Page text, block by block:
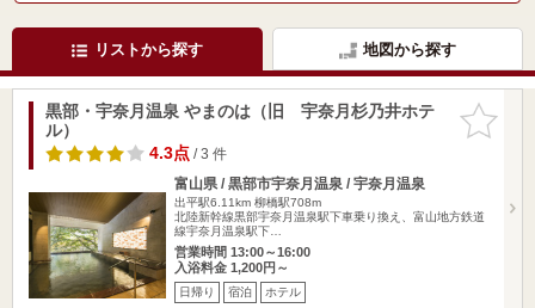
リストから探す 地図から探す
お気に入
りに追加
黒部・宇奈月温泉 やまのは（旧 宇奈月杉乃井ホテ
ル）
4.3点/ 3 件
富山県 / 黒部市宇奈月温泉 / 宇奈月温泉
出平駅6.11km 柳橋駅708m
北陸新幹線黒部宇奈月温泉駅下車乗り換え、富山地方鉄道
線宇奈月温泉駅下…
営業時間 13:00～16:00
入浴料金 1,200円～
日帰り 宿泊 ホテル